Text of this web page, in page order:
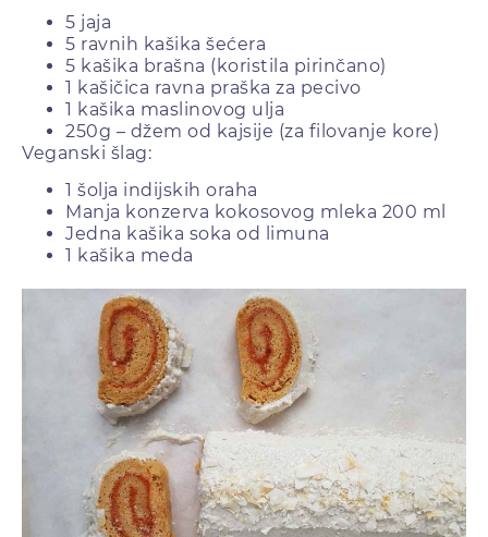
5 jaja
5 ravnih kašika šećera
5 kašika brašna (koristila pirinčano)
1 kašičica ravna praška za pecivo
1 kašika maslinovog ulja
250g – džem od kajsije (za filovanje kore)
Veganski šlag:
1 šolja indijskih oraha
Manja konzerva kokosovog mleka 200 ml
Jedna kašika soka od limuna
1 kašika meda